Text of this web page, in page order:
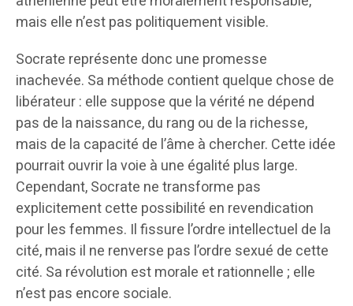
mais elle n’est pas politiquement visible.
Socrate représente donc une promesse
inachevée. Sa méthode contient quelque chose de
libérateur : elle suppose que la vérité ne dépend
pas de la naissance, du rang ou de la richesse,
mais de la capacité de l’âme à chercher. Cette idée
pourrait ouvrir la voie à une égalité plus large.
Cependant, Socrate ne transforme pas
explicitement cette possibilité en revendication
pour les femmes. Il fissure l’ordre intellectuel de la
cité, mais il ne renverse pas l’ordre sexué de cette
cité. Sa révolution est morale et rationnelle ; elle
n’est pas encore sociale.